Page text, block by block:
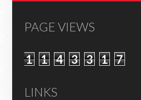
PAGE VIEWS
1 1 4 3 3 1 7
LINKS